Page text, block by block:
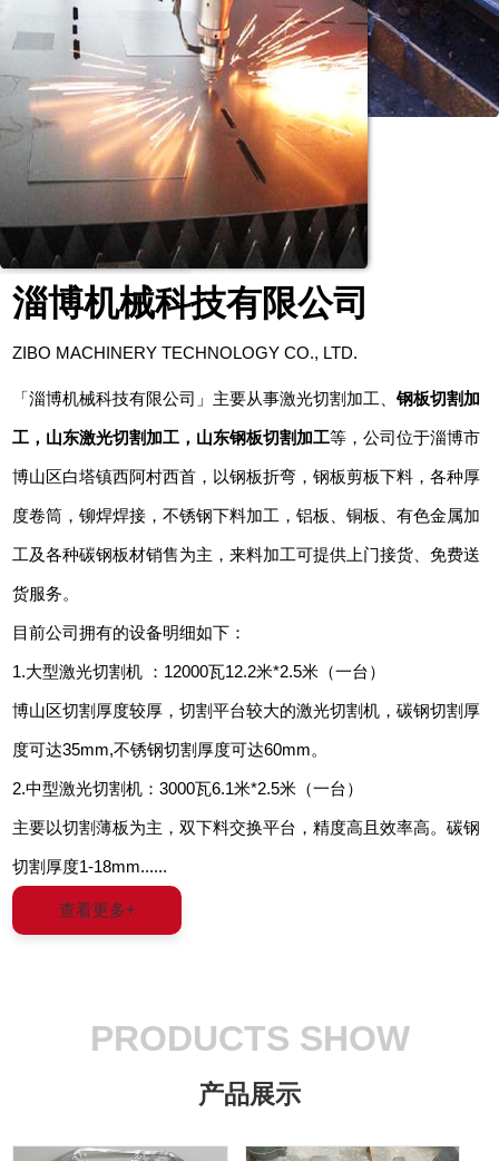
淄博机械科技有限公司
ZIBO MACHINERY TECHNOLOGY CO., LTD.
「淄博机械科技有限公司」主要从事激光切割加工、钢板切割加
工 ，山东激光切割加工，山东钢板切割加工等，公司位于淄博市
博山区白塔镇西阿村西首，以钢板折弯，钢板剪板下料，各种厚
度卷筒，铆焊焊接，不锈钢下料加工，铝板、铜板、有色金属加
工及各种碳钢板材销售为主，来料加工可提供上门接货、免费送
货服务。
目前公司拥有的设备明细如下：
1.大型激光切割机 ：12000瓦12.2米*2.5米（一台）
博山区切割厚度较厚，切割平台较大的激光切割机，碳钢切割厚
度可达35mm,不锈钢切割厚度可达60mm。
2.中型激光切割机：3000瓦6.1米*2.5米（一台）
主要以切割薄板为主，双下料交换平台，精度高且效率高。碳钢
切割厚度1-18mm......
查看更多+
PRODUCTS SHOW
产品展示